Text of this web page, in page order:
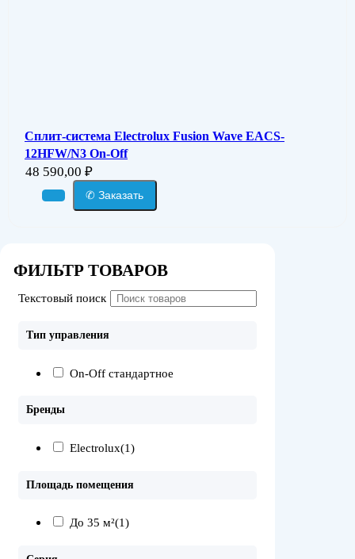
Сплит-система Electrolux Fusion Wave EACS-
12HFW/N3 On-Off
48 590,00 ₽
✆ Заказать
ФИЛЬТР ТОВАРОВ
Текстовый поиск
Тип управления
On-Off стандартное
Бренды
Electrolux(1)
Площадь помещения
До 35 м²(1)